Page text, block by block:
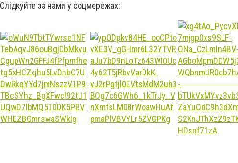
Слідкуйте за нами у соцмережах: